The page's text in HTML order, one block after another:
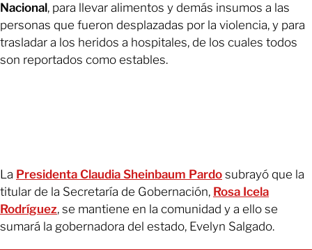
Nacional, para llevar alimentos y demás insumos a las
personas que fueron desplazadas por la violencia, y para
trasladar a los heridos a hospitales, de los cuales todos
son reportados como estables.
La Presidenta Claudia Sheinbaum Pardo subrayó que la
titular de la Secretaría de Gobernación, Rosa Icela
Rodríguez, se mantiene en la comunidad y a ello se
sumará la gobernadora del estado, Evelyn Salgado.